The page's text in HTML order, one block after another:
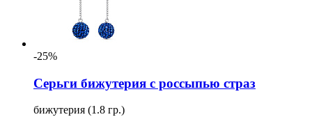
-25%
Серьги бижутерия с россыпью страз
бижутерия (1.8 гр.)